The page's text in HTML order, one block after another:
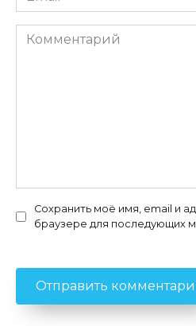
*
Комментарий
Сохранить моё имя, email и
браузере для последующих